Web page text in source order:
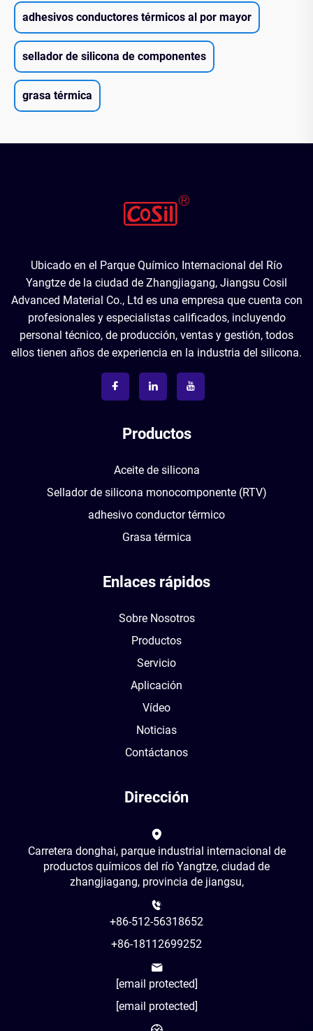
adhesivos conductores térmicos al por mayor
sellador de silicona de componentes
grasa térmica
Ubicado en el Parque Químico Internacional del Río
Yangtze de la ciudad de Zhangjiagang, Jiangsu Cosil
Advanced Material Co., Ltd es una empresa que cuenta con
profesionales y especialistas calificados, incluyendo
personal técnico, de producción, ventas y gestión, todos
ellos tienen años de experiencia en la industria del silicona.
Productos
Aceite de silicona
Sellador de silicona monocomponente (RTV)
adhesivo conductor térmico
Grasa térmica
Enlaces rápidos
Sobre Nosotros
Productos
Servicio
Aplicación
Vídeo
Noticias
Contáctanos
Dirección
Carretera donghai, parque industrial internacional de
productos químicos del río Yangtze, ciudad de
zhangjiagang, provincia de jiangsu,
+86-512-56318652
+86-18112699252
[email protected]
[email protected]